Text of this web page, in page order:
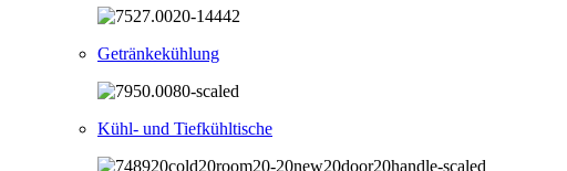
Getränkekühlung
Kühl- und Tiefkühltische